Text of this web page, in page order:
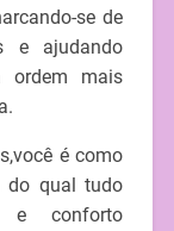
se de
e ajudando
ordem mais
é como
do qual tudo
e conforto